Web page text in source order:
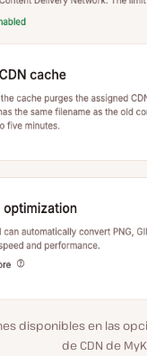
disponibles en las
de CDN de